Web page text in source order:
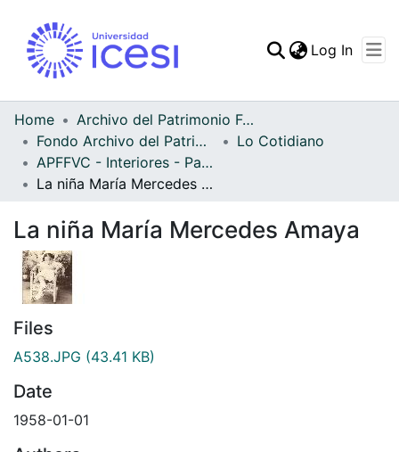
Statistics
Log In
Home
Archivo del Patrimonio Fotográfico y Fílmico del Valle del Cauca
Fondo Archivo del Patrimonio Fotográfico y Fílmico del Valle del Cauca
Lo Cotidiano
APFFVC - Interiores - Patrimonial
La niña María Mercedes Amaya
La niña María Mercedes Amaya
Files
A538.JPG (43.41 KB)
Date
1958-01-01